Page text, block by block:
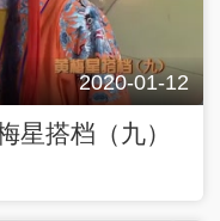
2020-01-12
星搭档（九）